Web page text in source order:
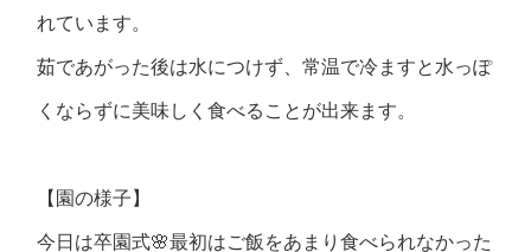
れています。
茹であがった後は水につけず、常温で冷ますと水っぽ
くならずに美味しく食べることが出来ます。
【園の様子】
今日は卒園式🌸最初はご飯をあまり食べられなかった